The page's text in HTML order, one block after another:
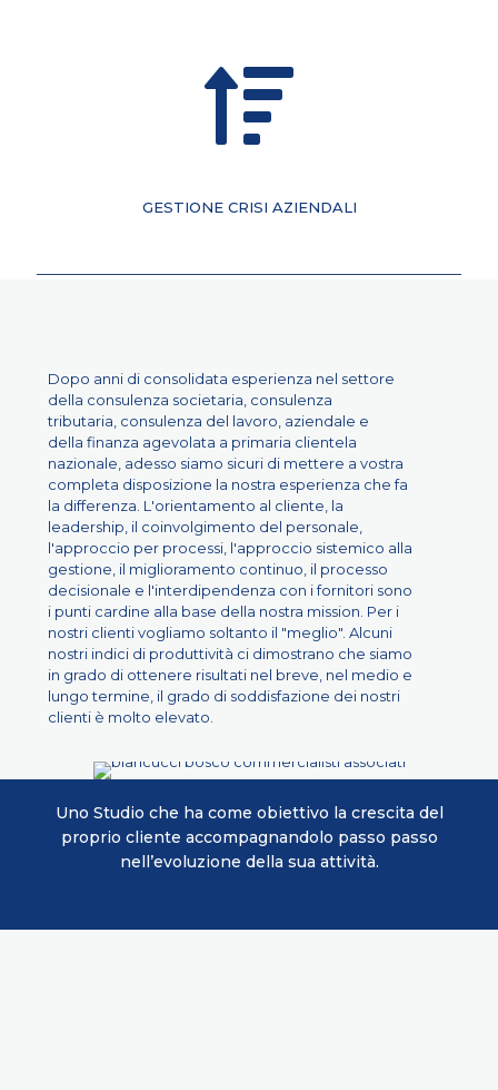
GESTIONE CRISI AZIENDALI
Dopo anni di consolidata esperienza nel settore
della consulenza societaria, consulenza
tributaria, consulenza del lavoro, aziendale e
della finanza agevolata a primaria clientela
nazionale, adesso siamo sicuri di mettere a vostra
completa disposizione la nostra esperienza che fa
la differenza. L'orientamento al cliente, la
leadership, il coinvolgimento del personale,
l'approccio per processi, l'approccio sistemico alla
gestione, il miglioramento continuo, il processo
decisionale e l'interdipendenza con i fornitori sono
i punti cardine alla base della nostra mission. Per i
nostri clienti vogliamo soltanto il "meglio". Alcuni
nostri indici di produttività ci dimostrano che siamo
in grado di ottenere risultati nel breve, nel medio e
lungo termine, il grado di soddisfazione dei nostri
clienti è molto elevato.
Uno Studio che ha come obiettivo la crescita del
proprio cliente accompagnandolo passo passo
nell’evoluzione della sua attività.